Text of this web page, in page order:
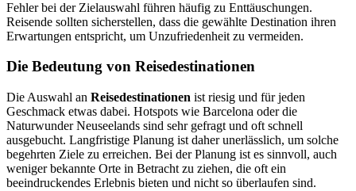
Fehler bei der Zielauswahl führen häufig zu Enttäuschungen.
Reisende sollten sicherstellen, dass die gewählte Destination ihren
Erwartungen entspricht, um Unzufriedenheit zu vermeiden.
Die Bedeutung von Reisedestinationen
Die Auswahl an Reisedestinationen ist riesig und für jeden
Geschmack etwas dabei. Hotspots wie Barcelona oder die
Naturwunder Neuseelands sind sehr gefragt und oft schnell
ausgebucht. Langfristige Planung ist daher unerlässlich, um solche
begehrten Ziele zu erreichen. Bei der Planung ist es sinnvoll, auch
weniger bekannte Orte in Betracht zu ziehen, die oft ein
beeindruckendes Erlebnis bieten und nicht so überlaufen sind.